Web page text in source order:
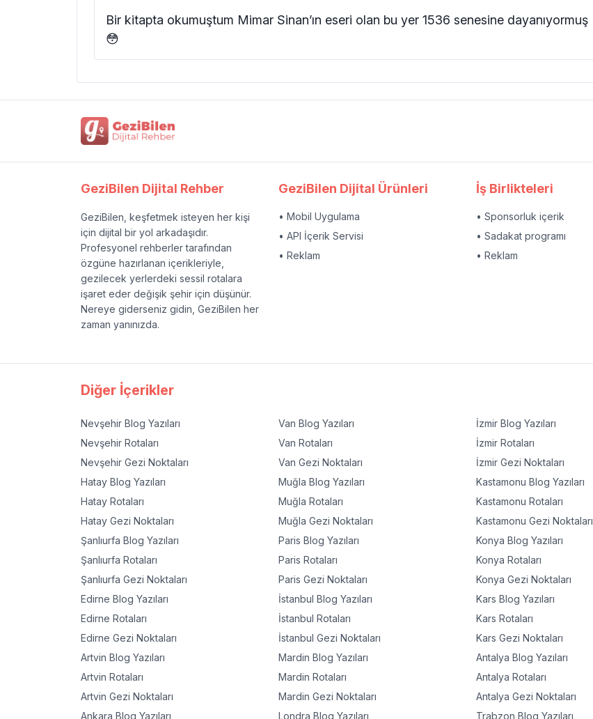
Bir kitapta okumuştum Mimar Sinan’ın eseri olan bu yer 1536 senesine dayanıyormuş
😳
GeziBilen Dijital Rehber
GeziBilen, keşfetmek isteyen her kişi
için dijital bir yol arkadaşıdır.
Profesyonel rehberler tarafından
özgüne hazırlanan içerikleriyle,
gezilecek yerlerdeki sessil rotalara
işaret eder değişik şehir için düşünür.
Nereye giderseniz gidin, GeziBilen her
zaman yanınızda.
GeziBilen Dijital Ürünleri
• Mobil Uygulama
• API İçerik Servisi
• Reklam
İş Birlikteleri
• Sponsorluk içerik
• Sadakat programı
• Reklam
Diğer İçerikler
Nevşehir Blog Yazıları
Nevşehir Rotaları
Nevşehir Gezi Noktaları
Hatay Blog Yazıları
Hatay Rotaları
Hatay Gezi Noktaları
Şanlıurfa Blog Yazıları
Şanlıurfa Rotaları
Şanlıurfa Gezi Noktaları
Edirne Blog Yazıları
Edirne Rotaları
Edirne Gezi Noktaları
Artvin Blog Yazıları
Artvin Rotaları
Artvin Gezi Noktaları
Ankara Blog Yazıları
Van Blog Yazıları
Van Rotaları
Van Gezi Noktaları
Muğla Blog Yazıları
Muğla Rotaları
Muğla Gezi Noktaları
Paris Blog Yazıları
Paris Rotaları
Paris Gezi Noktaları
İstanbul Blog Yazıları
İstanbul Rotaları
İstanbul Gezi Noktaları
Mardin Blog Yazıları
Mardin Rotaları
Mardin Gezi Noktaları
Londra Blog Yazıları
İzmir Blog Yazıları
İzmir Rotaları
İzmir Gezi Noktaları
Kastamonu Blog Yazıları
Kastamonu Rotaları
Kastamonu Gezi Noktaları
Konya Blog Yazıları
Konya Rotaları
Konya Gezi Noktaları
Kars Blog Yazıları
Kars Rotaları
Kars Gezi Noktaları
Antalya Blog Yazıları
Antalya Rotaları
Antalya Gezi Noktaları
Trabzon Blog Yazıları